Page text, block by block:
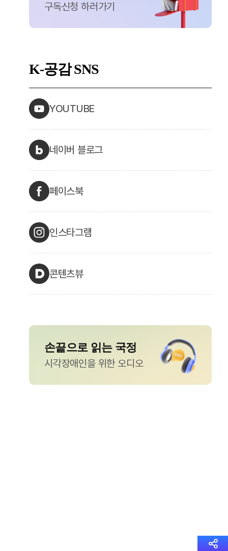
구독신청 하러가기
K-공감SNS
YOUTUBE
네이버 블로그
페이스북
인스타그램
콘텐츠뷰
손끝으로 읽는 국정
시각장애인을 위한 오디오